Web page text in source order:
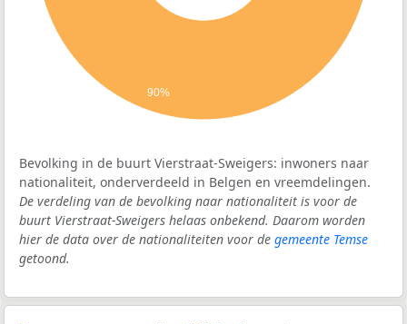
90%
Bevolking in de buurt Vierstraat-Sweigers: inwoners naar
nationaliteit, onderverdeeld in Belgen en vreemdelingen.
De verdeling van de bevolking naar nationaliteit is voor de
buurt Vierstraat-Sweigers helaas onbekend. Daarom worden
hier de data over de nationaliteiten voor de gemeente Temse
getoond.